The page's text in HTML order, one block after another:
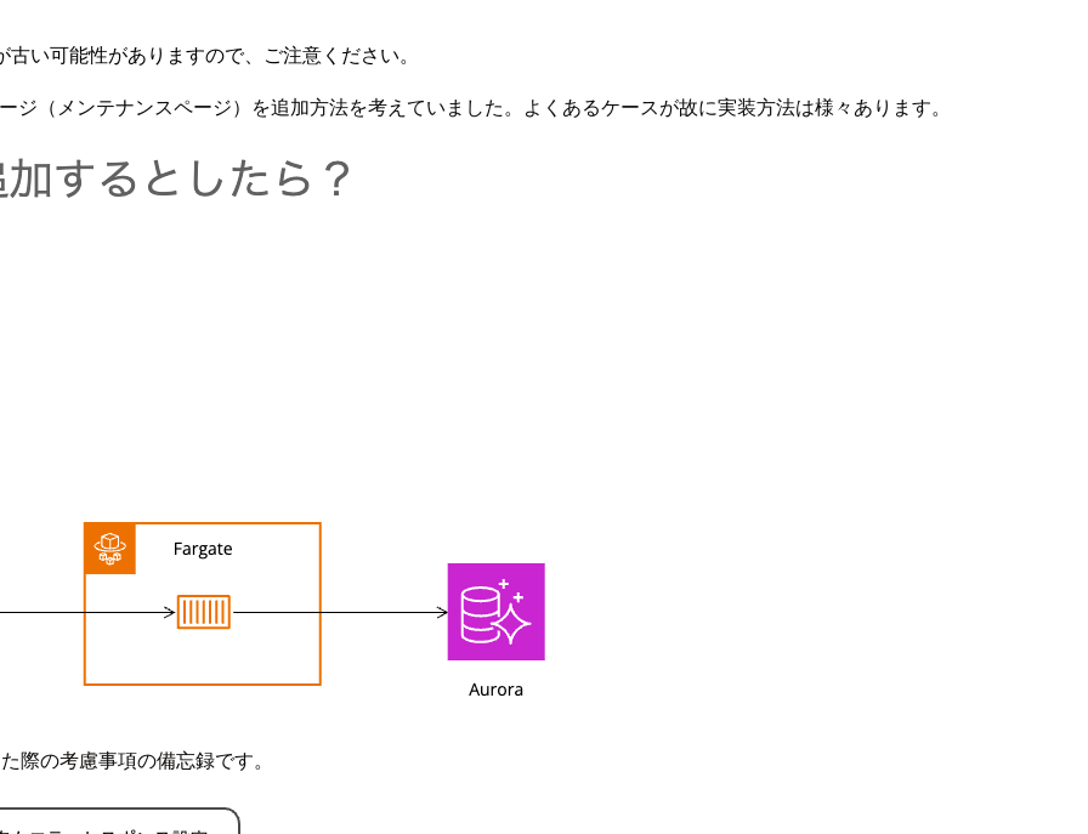
い可能性がありますので、ご注意ください。
（メンテナンスページ）を追加方法を考えていました。よくあるケースが故に実装方法は様々あります。
際の考慮事項の備忘録です。